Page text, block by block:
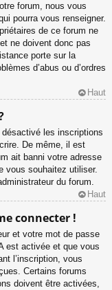
forum, nous vous
pourra vous renseigner.
de ce forum ne
ne doivent donc pas
porte sur la
d’abus ou d’ordres
Haut
désactivé les inscriptions
De même, il est
ait banni votre adresse
vous souhaitez utiliser.
du forum.
Haut
connecter !
et votre mot de passe
est activée et que vous
l’inscription, vous
Certains forums
doivent être activées,